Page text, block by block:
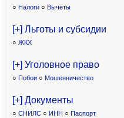
○ Налоги ○ Вычеты
[+] Льготы и субсидии
○ ЖКХ
[+] Уголовное право
○ Побои ○ Мошенничество
[+] Документы
○ СНИЛС ○ ИНН ○ Паспорт